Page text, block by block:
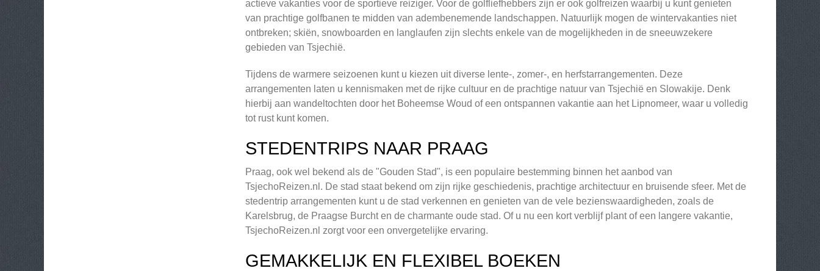
actieve vakanties voor de sportieve reiziger. Voor de golfliefhebbers zijn er ook golfreizen waarbij u kunt genieten
van prachtige golfbanen te midden van adembenemende landschappen. Natuurlijk mogen de wintervakanties niet
ontbreken; skiën, snowboarden en langlaufen zijn slechts enkele van de mogelijkheden in de sneeuwzekere
gebieden van Tsjechië.
Tijdens de warmere seizoenen kunt u kiezen uit diverse lente-, zomer-, en herfstarrangementen. Deze
arrangementen laten u kennismaken met de rijke cultuur en de prachtige natuur van Tsjechië en Slowakije. Denk
hierbij aan wandeltochten door het Boheemse Woud of een ontspannen vakantie aan het Lipnomeer, waar u volledig
tot rust kunt komen.
STEDENTRIPS NAAR PRAAG
Praag, ook wel bekend als de "Gouden Stad", is een populaire bestemming binnen het aanbod van
TsjechoReizen.nl. De stad staat bekend om zijn rijke geschiedenis, prachtige architectuur en bruisende sfeer. Met de
stedentrip arrangementen kunt u de stad verkennen en genieten van de vele bezienswaardigheden, zoals de
Karelsbrug, de Praagse Burcht en de charmante oude stad. Of u nu een kort verblijf plant of een langere vakantie,
TsjechoReizen.nl zorgt voor een onvergetelijke ervaring.
GEMAKKELIJK EN FLEXIBEL BOEKEN